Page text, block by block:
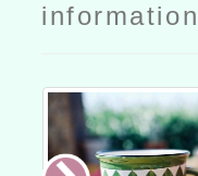
information